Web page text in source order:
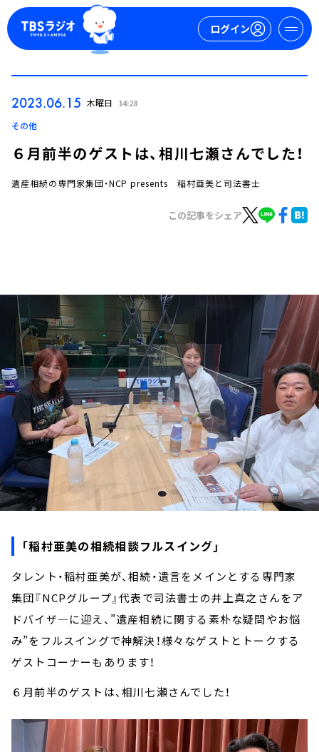
ログイン
トピックス
TBS Podcast
お知らせ
イベント・グッズ
YouTube
会社情報
2023.06.15 木曜日 14:28
その他
６月前半のゲストは、相川七瀬さんでした！
遺産相続の専門家集団・NCP presents 稲村亜美と司法書士
この記事をシェア
「稲村亜美の相続相談フルスイング」
タレント・稲村亜美が、相続・遺言をメインとする専門家
集団『NCPグループ』代表で司法書士の井上真之さんをア
ドバイザ―に迎え、”遺産相続に関する素朴な疑問やお悩
み”をフルスイングで神解決！様々なゲストとトークする
ゲストコーナーもあります！
６月前半のゲストは、相川七瀬さんでした！